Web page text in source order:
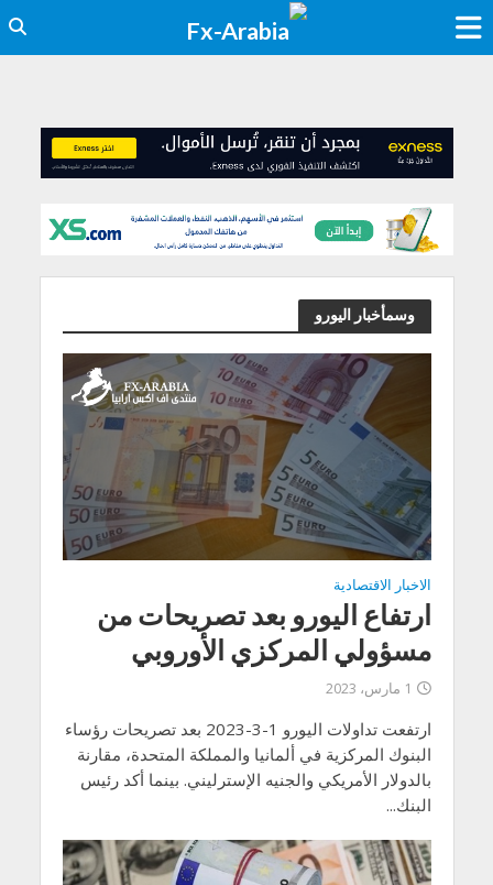
وسمأخبار اليورو
الاخبار الاقتصادية
ارتفاع اليورو بعد تصريحات من
مسؤولي المركزي الأوروبي
1 مارس، 2023
ارتفعت تداولات اليورو 1-3-2023 بعد تصريحات رؤساء
البنوك المركزية في ألمانيا والمملكة المتحدة، مقارنة
بالدولار الأمريكي والجنيه الإسترليني. بينما أكد رئيس
البنك...